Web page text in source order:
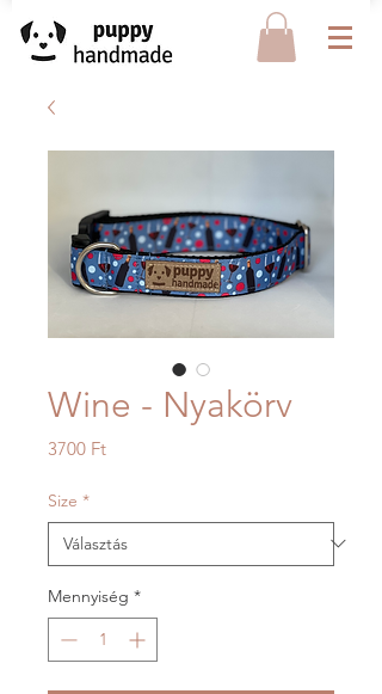
Wine - Nyakörv
3700 FtÁr
Size *
Mennyiség *